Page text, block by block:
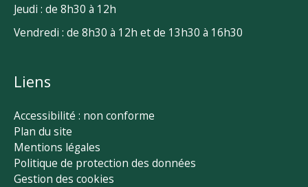
Jeudi : de 8h30 à 12h
Vendredi : de 8h30 à 12h et de 13h30 à 16h30
Liens
Accessibilité : non conforme
Plan du site
Mentions légales
Politique de protection des données
Gestion des cookies